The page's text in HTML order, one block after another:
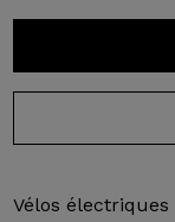
Vélos électriques